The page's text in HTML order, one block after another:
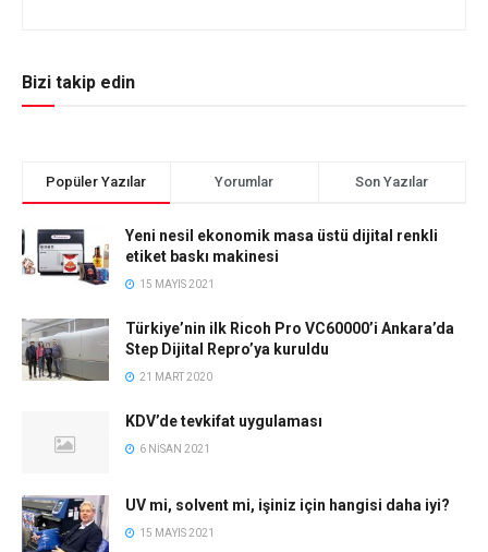
Bizi takip edin
Popüler Yazılar Yorumlar Son Yazılar
Yeni nesil ekonomik masa üstü dijital renkli
etiket baskı makinesi
15 MAYIS 2021
Türkiye’nin ilk Ricoh Pro VC60000’i Ankara’da
Step Dijital Repro’ya kuruldu
21 MART 2020
KDV’de tevkifat uygulaması
6 NISAN 2021
UV mi, solvent mi, işiniz için hangisi daha iyi?
15 MAYIS 2021